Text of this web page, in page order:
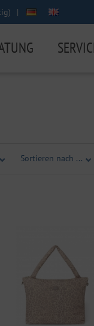
|
Sortieren nach ...